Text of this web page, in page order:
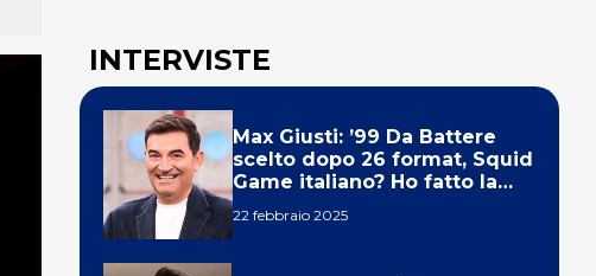
INTERVISTE
Max Giusti: ’99 Da Battere
scelto dopo 26 format, Squid
Game italiano? Ho fatto la
22 febbraio 2025